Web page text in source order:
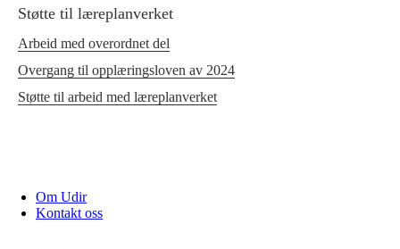
Støtte til læreplanverket
Arbeid med overordnet del
Overgang til opplæringsloven av 2024
Støtte til arbeid med læreplanverket
Om Udir
Kontakt oss